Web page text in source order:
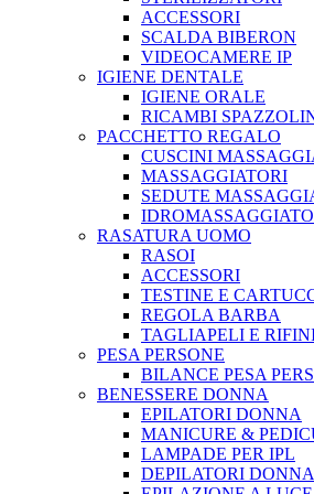
ACCESSORI
SCALDA BIBERON
VIDEOCAMERE IP
IGIENE DENTALE
IGIENE ORALE
RICAMBI
PACCHETTO REGALO
CUSCINI
MASSAGGIATORI
SEDUTE
RASATURA UOMO
RASOI
ACCESSORI
TESTINE E
REGOLA BARBA
TAGLIAPELI E
PESA PERSONE
BILANCE PESA
BENESSERE DONNA
EPILATORI DONNA
MANICURE &
LAMPADE PER IPL
DEPILATORI DONNA